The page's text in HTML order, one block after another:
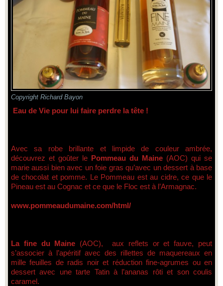
Copyright Richard Bayon
Eau de Vie pour lui faire perdre la tête !
Avec sa robe brillante et limpide de couleur ambrée,
découvrez et goûter le Pommeau du Maine (AOC) qui se
marie aussi bien avec un foie gras qu’avec un dessert à base
de chocolat et pomme. Le Pommeau est au cidre, ce que le
Pineau est au Cognac et ce que le Floc est à l’Armagnac.
www.pommeaudumaine.com/html/
La fine du Maine (AOC), aux reflets or et fauve, peut
s’associer à l’apéritif avec des rillettes de maquereaux en
mille feuilles de radis noir et réduction fine-agrumes ou en
dessert avec une tarte Tatin à l’ananas rôti et son coulis
caramel.